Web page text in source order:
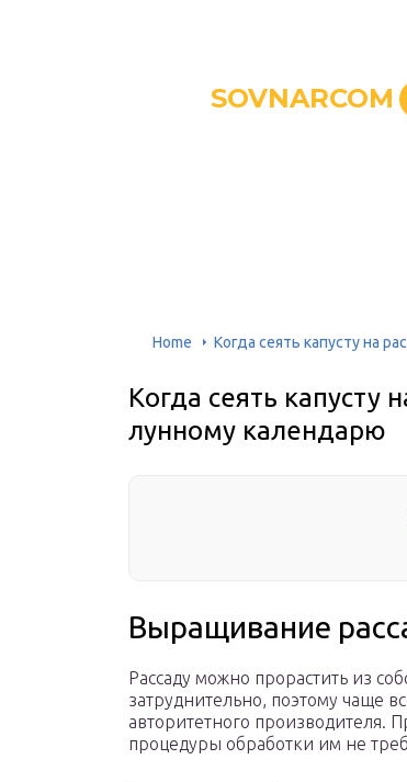
SOVNARCOM
Home Когда сеять капусту на
Когда сеять капусту
лунному календарю
Выращивание
Рассаду можно прорастить из
затруднительно, поэтому чаще
авторитетного производителя.
процедуры обработки им не